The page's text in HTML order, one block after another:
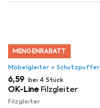
MENGENRABATT
Möbelgleiter + Schutzpuffer
EUR
6,59 bei 4 Stück
OK-Line Filzgleiter
Filzgleiter